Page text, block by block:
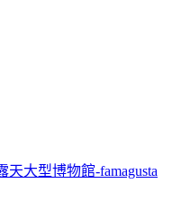
大型博物館-famagusta